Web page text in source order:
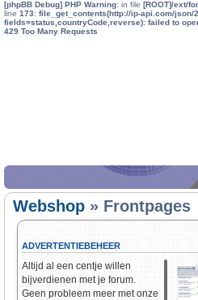
[phpBB Debug] PHP Warning: in file [ROOT]/ext/
line 173: file_get_contents(http://ip-api.com/json/
fields=status,countryCode,reverse): failed to
429 Too Many Requests
Webshop » Frontpages
ADVERTENTIEBEHEER
Altijd al een centje willen
bijverdienen met je forum.
Geen probleem meer met onze